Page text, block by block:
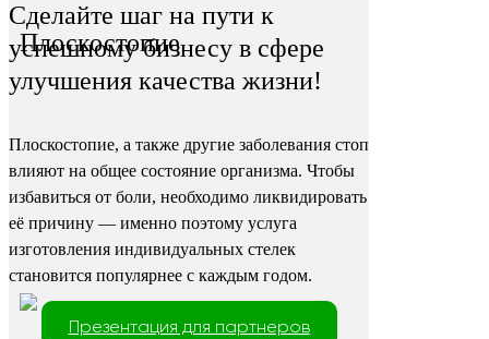
Плоскостопие
Сделайте шаг на пути к
успешному бизнесу в сфере
улучшения качества жизни!
Плоскостопие, а также другие заболевания стоп
влияют на общее состояние организма. Чтобы
избавиться от боли, необходимо ликвидировать
её причину — именно поэтому услуга
изготовления индивидуальных стелек
становится популярнее с каждым годом.
Презентация для партнеров